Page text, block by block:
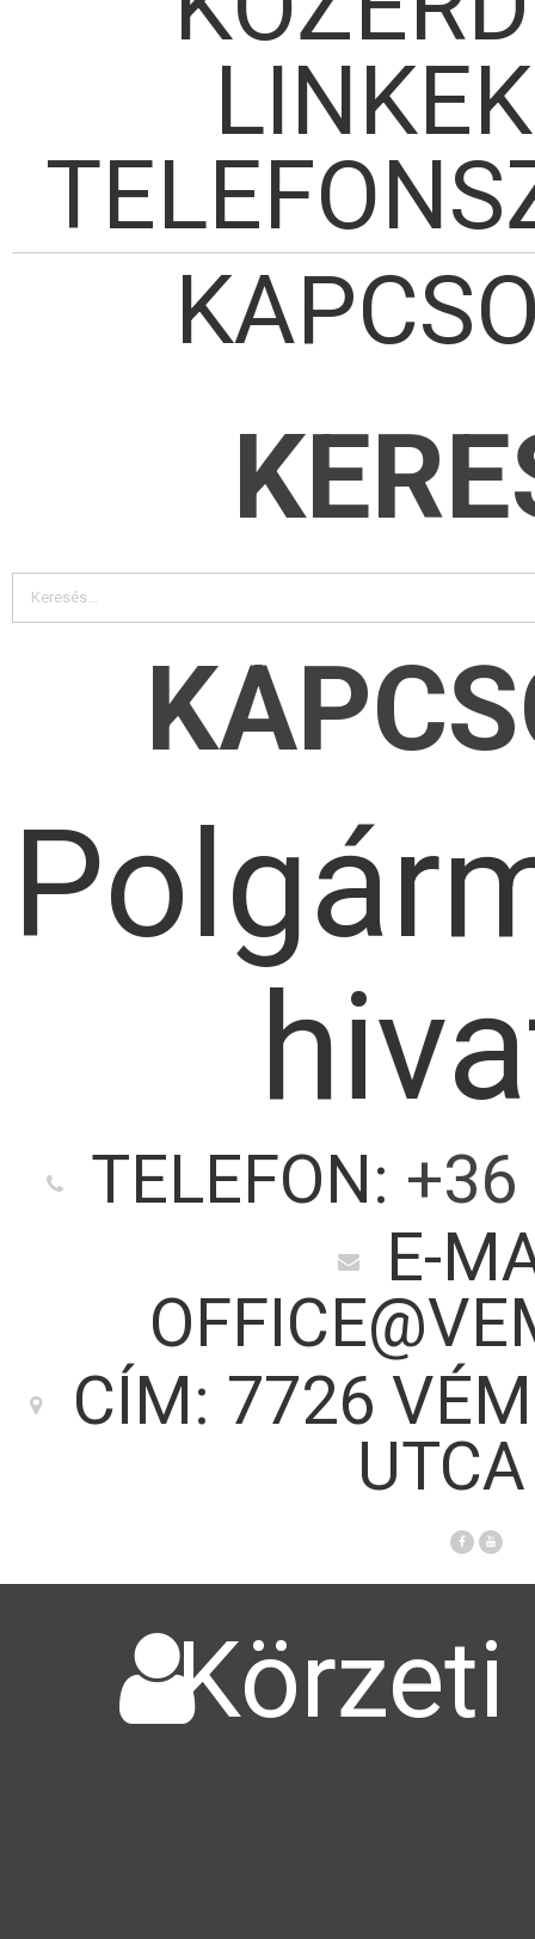
TELEFON:
E-
CÍM: 7726
Körzeti